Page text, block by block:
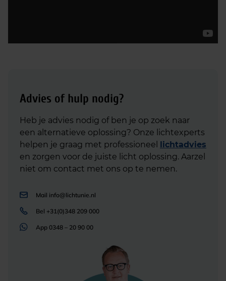
Advies of hulp nodig?
Heb je advies nodig of ben je op zoek naar
een alternatieve oplossing? Onze lichtexperts
helpen je graag met professioneel lichtadvies
en zorgen voor de juiste licht oplossing. Aarzel
niet om contact met ons op te nemen.
Mail info@lichtunie.nl
Bel +31(0)348 209 000
App 0348 – 20 90 00